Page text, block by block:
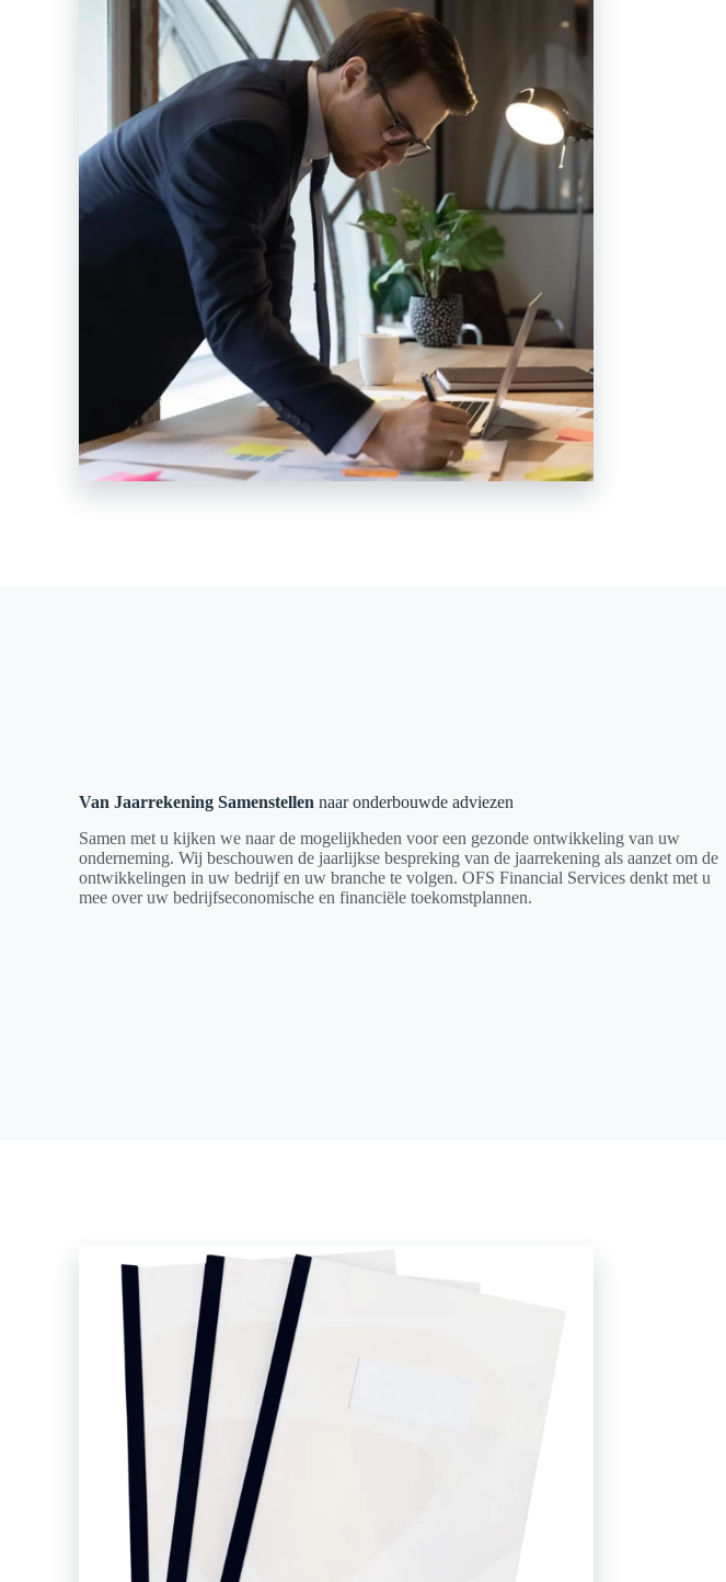
Van Jaarrekening Samenstellen naar onderbouwde adviezen
Samen met u kijken we naar de mogelijkheden voor een gezonde ontwikkeling van uw
onderneming. Wij beschouwen de jaarlijkse bespreking van de jaarrekening als aanzet om de
ontwikkelingen in uw bedrijf en uw branche te volgen. OFS Financial Services denkt met u
mee over uw bedrijfseconomische en financiële toekomstplannen.